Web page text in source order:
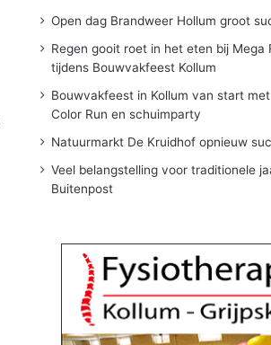
Open dag Brandweer Hollum groot
Regen gooit roet in het eten bij Mega
tijdens Bouwvakfeest Kollum
Bouwvakfeest in Kollum van start
Color Run en schuimparty
Natuurmarkt De Kruidhof opnieuw
Veel belangstelling voor traditionele
Buitenpost